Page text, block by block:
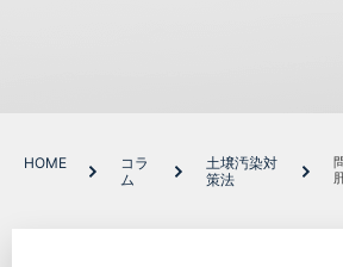
HOME コラ
ム
土壌汚染対
策法